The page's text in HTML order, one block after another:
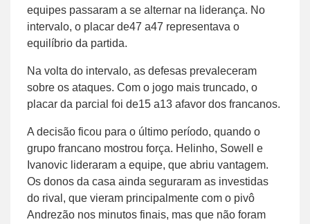
equipes passaram a se alternar na liderança. No
intervalo, o placar de47 a47 representava o
equilíbrio da partida.
Na volta do intervalo, as defesas prevaleceram
sobre os ataques. Com o jogo mais truncado, o
placar da parcial foi de15 a13 afavor dos francanos.
A decisão ficou para o último período, quando o
grupo francano mostrou força. Helinho, Sowell e
Ivanovic lideraram a equipe, que abriu vantagem.
Os donos da casa ainda seguraram as investidas
do rival, que vieram principalmente com o pivô
Andrezão nos minutos finais, mas que não foram